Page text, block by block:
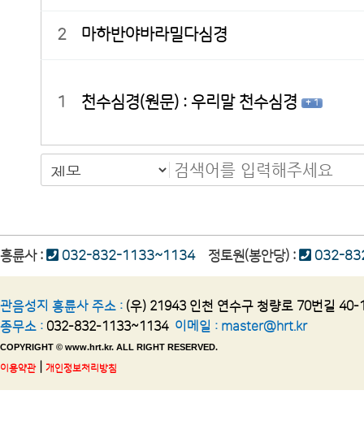
2 마하반야바라밀다심경
1 천수심경(원문) : 우리말 천수심경 + 1
흥륜사 : 032-832-1133~1134정토원(봉안당) : 032-
관음성지 흥륜사 주소 : (우) 21943 인천 연수구 청량로 70번길 40-
종무소 : 032-832-1133~1134 이메일 : master@hrt.kr
COPYRIGHT © www.hrt.kr. ALL RIGHT RESERVED.
이용약관| 개인정보처리방침